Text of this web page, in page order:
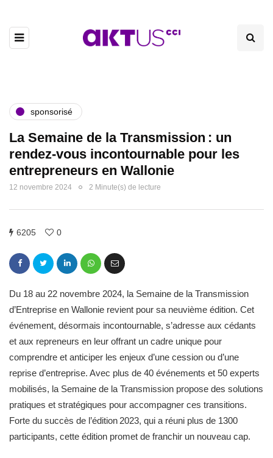
sponsorisé
La Semaine de la Transmission : un
rendez-vous incontournable pour les
entrepreneurs en Wallonie
12 novembre 2024 2 Minute(s) de lecture
6205 0
Du 18 au 22 novembre 2024, la Semaine de la Transmission
d’Entreprise en Wallonie revient pour sa neuvième édition. Cet
événement, désormais incontournable, s’adresse aux cédants
et aux repreneurs en leur offrant un cadre unique pour
comprendre et anticiper les enjeux d’une cession ou d’une
reprise d’entreprise. Avec plus de 40 événements et 50 experts
mobilisés, la Semaine de la Transmission propose des solutions
pratiques et stratégiques pour accompagner ces transitions.
Forte du succès de l’édition 2023, qui a réuni plus de 1300
participants, cette édition promet de franchir un nouveau cap.